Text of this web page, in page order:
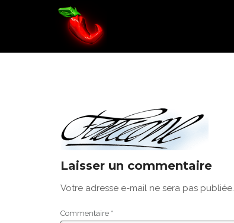
Laisser un commentaire
Votre adresse e-mail ne sera pas publiée.
Commentaire *